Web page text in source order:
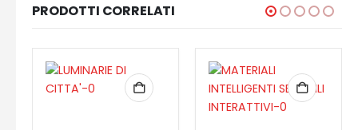
PRODOTTI CORRELATI